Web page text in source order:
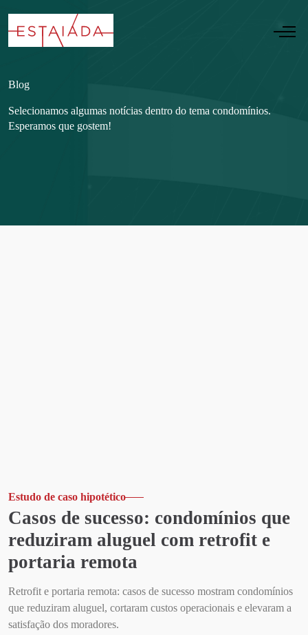
Blog
Selecionamos algumas notícias dentro do tema condomínios.
Esperamos que gostem!
Estudo de caso hipotético
Casos de sucesso: condomínios que
reduziram aluguel com retrofit e
portaria remota
Retrofit e portaria remota: casos de sucesso mostram condomínios
que reduziram aluguel, cortaram custos operacionais e elevaram a
satisfação dos moradores.